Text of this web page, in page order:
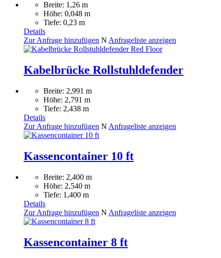
Breite: 1,26 m
Höhe: 0,048 m
Tiefe: 0,23 m
Details
Zur Anfrage hinzufügen N Anfrageliste anzeigen
Kabelbrücke Rollstuhldefender
Breite: 2,991 m
Höhe: 2,791 m
Tiefe: 2,438 m
Details
Zur Anfrage hinzufügen N Anfrageliste anzeigen
Kassencontainer 10 ft
Breite: 2,400 m
Höhe: 2,540 m
Tiefe: 1,400 m
Details
Zur Anfrage hinzufügen N Anfrageliste anzeigen
Kassencontainer 8 ft